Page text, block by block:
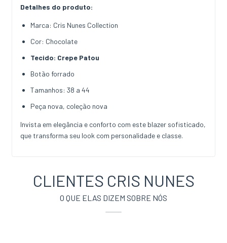
Detalhes do produto:
Marca: Cris Nunes Collection
Cor: Chocolate
Tecido: Crepe Patou
Botão forrado
Tamanhos: 38 a 44
Peça nova, coleção nova
Invista em elegância e conforto com este blazer sofisticado,
que transforma seu look com personalidade e classe.
CLIENTES CRIS NUNES
O QUE ELAS DIZEM SOBRE NÓS